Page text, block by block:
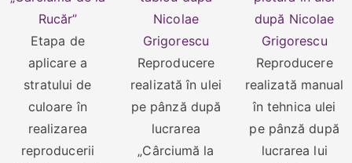
Etapa de
aplicare a
stratului de
culoare în
realizarea
reproducerii
Reproducere
realizată în ulei
pe pânză după
lucrarea
„Cârciumă la
Reproducere
realizată manual
în tehnica ulei
pe pânză după
lucrarea lui